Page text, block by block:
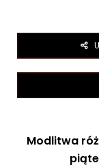
Modlitwa